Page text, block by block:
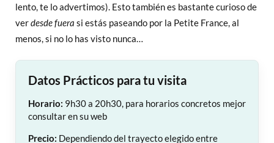
lento, te lo advertimos). Esto también es bastante curioso de
verdesde fuera si estás paseando por la Petite France, al
menos, si no lo has visto nunca…
Datos Prácticos para tu visita
Horario: 9h30 a 20h30, para horarios concretos mejor
consultar en su web
Precio: Dependiendo del trayecto elegido entre